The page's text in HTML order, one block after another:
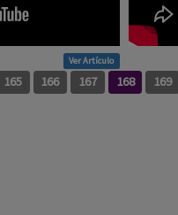
Ver Artículo
165 166 167 168 169